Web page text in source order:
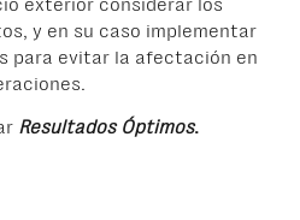
y en su caso implementar
para evitar la afectación en
Resultados Óptimos.